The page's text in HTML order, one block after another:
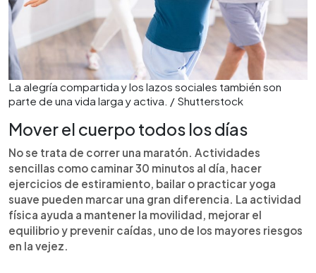
La alegría compartida y los lazos sociales también son
parte de una vida larga y activa. / Shutterstock
Mover el cuerpo todos los días
No se trata de correr una maratón. Actividades
sencillas como caminar 30 minutos al día, hacer
ejercicios de estiramiento, bailar o practicar yoga
suave pueden marcar una gran diferencia. La actividad
física ayuda a mantener la movilidad, mejorar el
equilibrio y prevenir caídas, uno de los mayores riesgos
en la vejez.